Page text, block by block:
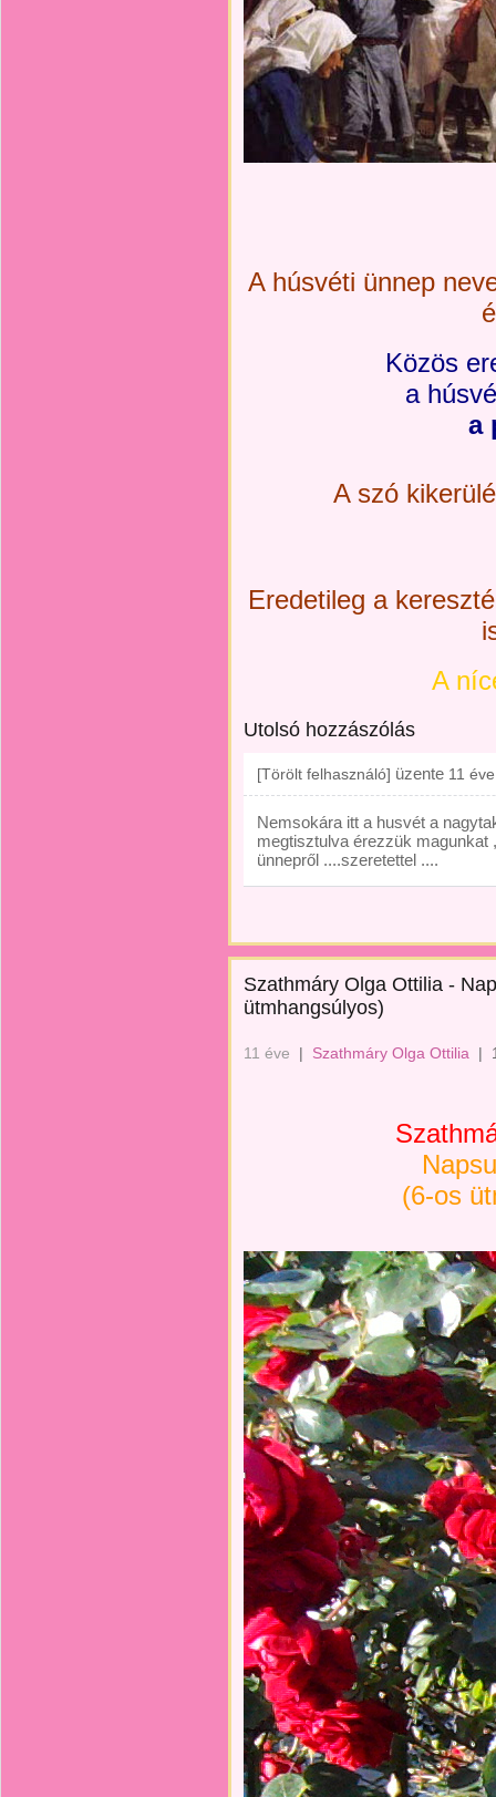
A húsvéti ünnep
Közös
a
a
A szó
Eredetileg a
A
Utolsó hozzászólás
[Törölt felhasználó] üzente 11 éve
Nemsokára itt a husvét a
megtisztulva érezzük
ünnepről ....szeretettel ....
Szathmáry Olga Ottilia -
ütmhangsúlyos)
11 éve | Szathmáry Olga Ottilia |
(6-os